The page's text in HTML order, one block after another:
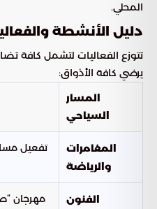
المحلي.
دليل الأنشطة
تتوزع الفعاليات لتشمل كافة
يرضي كافة الأذواق:
المسار
السياحي
المغامرات
والرياضة
تفعيل
الفنون
مهرجان